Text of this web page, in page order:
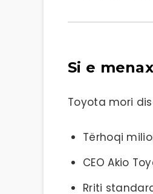
Si e
Toyota mori
Tërhoqi
CEOAkio
Rriti